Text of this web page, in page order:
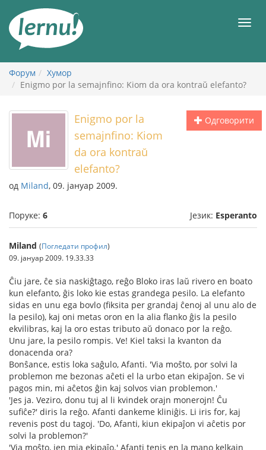
садржају
Форум
Хумор
Enigmo por la semajnfino: Kiom da ora kontraŭ elefanto?
Одговорити
Enigmo por la
semajnfino: Kiom
da ora kontraŭ
elefanto?
од Miland, 09. јануар 2009.
Поруке: 6 Језик: Esperanto
Miland (Погледати профил)
09. јануар 2009. 19.33.33
Ĉiu jare, ĉe sia naskiĝtago, reĝo Bloko iras laŭ rivero en boato
kun elefanto, ĝis loko kie estas grandega pesilo. La elefanto
sidas en unu ega bovlo (fiksita per grandaj ĉenoj al unu alo de
la pesilo), kaj oni metas oron en la alia flanko ĝis la pesilo
ekvilibras, kaj la oro estas tributo aŭ donaco por la reĝo.
Unu jare, la pesilo rompis. Ve! Kiel taksi la kvanton da
donacenda ora?
Bonŝance, estis loka saĝulo, Afanti. 'Via moŝto, por solvi la
problemon me bezonas aĉeti el la urbo etan ekipaĵon. Se vi
pagos min, mi aĉetos ĝin kaj solvos vian problemon.'
'Jes ja. Veziro, donu tuj al li kvindek orajn monerojn! Ĉu
sufiĉe?' diris la reĝo. Afanti dankeme kliniĝis. Li iris for, kaj
revenis post du tagoj. 'Do, Afanti, kiun ekipaĵon vi aĉetis por
solvi la problemon?'
'Via moŝto, jen mia ekipaĵo.' Afanti tenis en la mano kelkajn